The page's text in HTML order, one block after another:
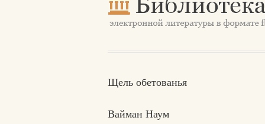
Щель обетованья
Вайман Наум